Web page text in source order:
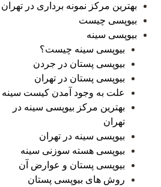
بهترین مرکز نمونه برداری در تهران
بیوپسی چیست
بیوپسی سینه
بیوپسی سینه چیست؟
بیوپسی پستان در جردن
بیوپسی پستان در تهران
علت به وجود آمدن کیست سینه
بهترین مرکز بیوپسی سینه در
تهران
بیوپسی سینه در تهران
بیوپسی هسته سوزنی سینه
بیوپسی پستان و عوارض آن
روش های بیوپسی پستان